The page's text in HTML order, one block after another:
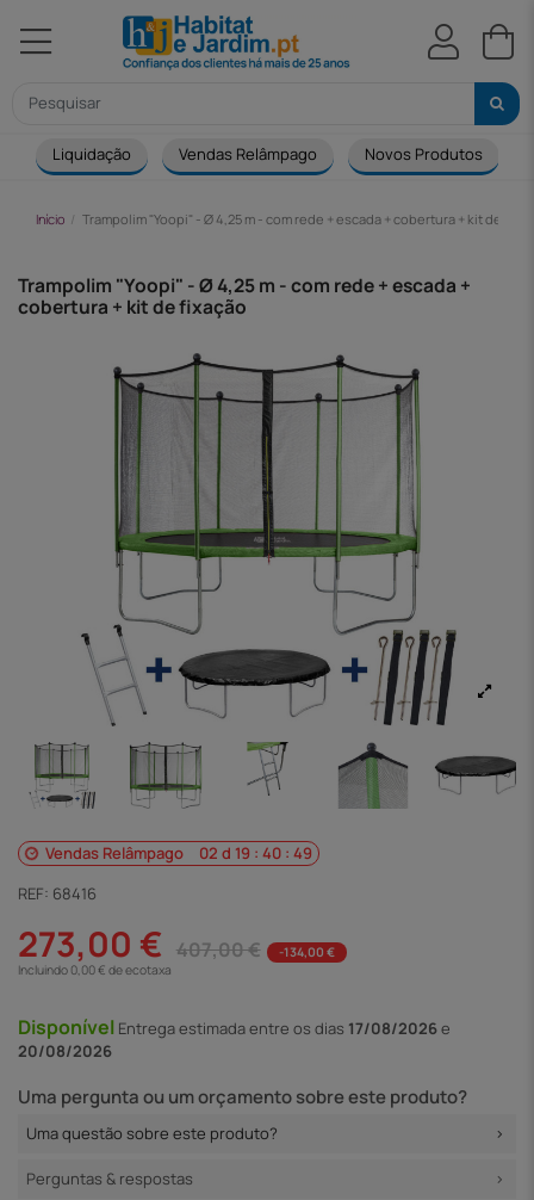
Liquidação Vendas Relâmpago Novos Produtos
Início Trampolim "Yoopi" - Ø 4,25 m - com rede + escada + cobertura + kit de
Trampolim "Yoopi" - Ø 4,25 m - com rede + escada +
cobertura + kit de fixação
Vendas Relâmpago 02 d 19 : 40: 48
REF: 68416
273,00 € 407,00 €
-134,00 €
Incluindo 0,00 € de ecotaxa
Disponível Entregaestimada entre os dias 17/08/2026e
20/08/2026
Uma pergunta ou um orçamento sobre este produto?
Uma questão sobre este produto?
Perguntas & respostas